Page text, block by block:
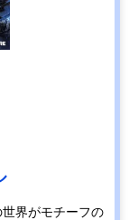
界がモチーフの